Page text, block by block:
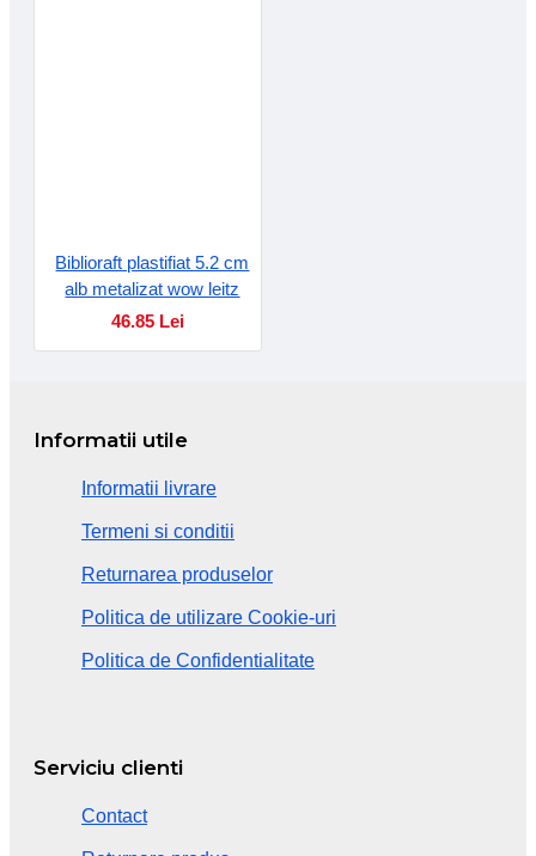
Biblioraft plastifiat 5.2 cm
alb metalizat wow leitz
46.85 Lei
Informatii utile
Informatii livrare
Termeni si conditii
Returnarea produselor
Politica de utilizare Cookie-uri
Politica de Confidentialitate
Serviciu clienti
Contact